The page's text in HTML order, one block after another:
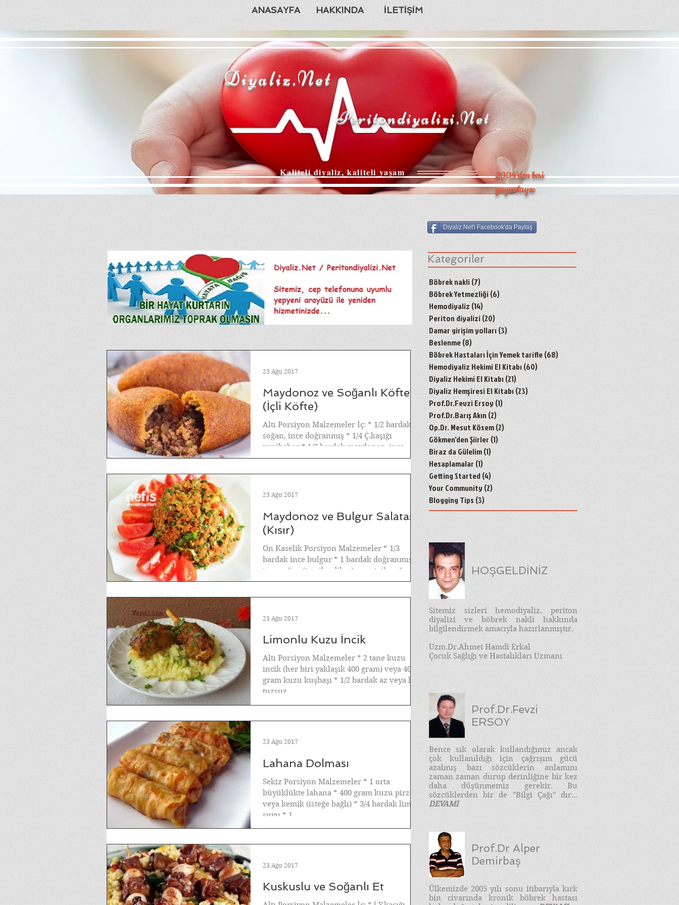
ANASAYFA HAKKINDA İLETİŞİM
Diyaliz.Net
Kaliteli diyaliz, kaliteli yaşam
Peritondiyalizi.Net
2004'den beri
yayındayız
Diyaliz.Net'i Facebook'da Paylaş
Maydonoz ve Soğanlı Köfte
(İçli Köfte)
Altı Porsiyon Malzemeler İç: * 1/2 bardak
soğan, ince doğranmış * 1/4 Ç.kaşığı
yenibahar * 1/2 bardak maydonoz, ince
doğranmış * 1...
23 Ağu 2017
Maydonoz ve Bulgur Salatası
(Kısır)
On Kaselik Porsiyon Malzemeler * 1/3
bardak ince bulgur * 1 bardak doğranmış
taze soğan (tercih edilen) veya tatlı soğan *
3...
23 Ağu 2017
Limonlu Kuzu İncik
Altı Porsiyon Malzemeler * 2 tane kuzu
incik (her biri yaklaşık 400 gram) veya 400
gram kuzu kuşbaşı * 1/2 bardak az veya hiç
tuzsuz...
23 Ağu 2017
Lahana Dolması
Sekiz Porsiyon Malzemeler * 1 orta
büyüklükte lahana * 400 gram kuzu pirzola
veya kemik (isteğe bağlı) * 3/4 bardak limon
suyu * 1...
23 Ağu 2017
Kuskuslu ve Soğanlı Et
23 Ağu 2017
Kategoriler
Böbrek nakli(7)
Böbrek Yetmezliği(6)
Hemodiyaliz (14)
Periton diyalizi(20)
Damar girişim yolları(3)
Beslenme(8)
Böbrek Hastaları İçin Yemek tarifle(68)
Hemodiyaliz Hekimi El Kitabı(60)
Diyaliz Hekimi El Kitabı(21)
Diyaliz Hemşiresi El Kitabı(23)
Prof.Dr.Fevzi Ersoy(1)
Prof.Dr.Barış Akın(2)
Op.Dr. Mesut Kösem(2)
Gökmen'den Şiirler (1)
Biraz da Gülelim(1)
Hesaplamalar (1)
Getting Started(4)
Your Community(2)
Blogging Tips (3)
HOŞGELDİNİZ
Sitemiz sizleri hemodiyaliz, periton
diyalizi ve böbrek nakli hakkında
bilgilendirmek amacıyla hazırlanmıştır.
Uzm.Dr.Ahmet Hamdi Erkal
Çocuk Sağlığı ve Hastalıkları Uzmanı
Prof.Dr.Fevzi
ERSOY
​Bence sık olarak kullandığımız ancak
çok kullanıldığı için çağrışım gücü
azalmış bazı sözcüklerin anlamını
zaman zaman durup derinliğine bir kez
daha düşünmemiz gerekir. Bu
sözcüklerden bir de "Bilgi Çağı" dır...
DEVAMI
Prof.Dr Alper
Demirbaş
Ülkemizde 2005 yılı sonu itibarıyla kırk
bin civarında kronik böbrek hastası